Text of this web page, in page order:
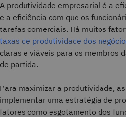
A produtividade empresarial é a
e a eficiência com que os
tarefas comerciais. Há muitos
taxas de produtividade dos
claras e viáveis para os membros
de partida.
Para maximizar a produtividade,
implementar uma estratégia de
fatores como esgotamento dos